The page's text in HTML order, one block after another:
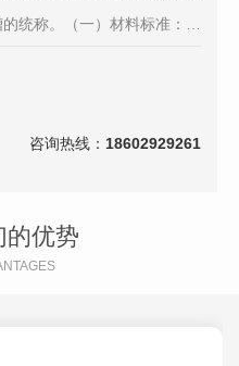
统称。（一）材料标准：
，表面光滑，不变形，钢制
，镀层均匀，良好，无...
咨询热线： 18602929261
的优势